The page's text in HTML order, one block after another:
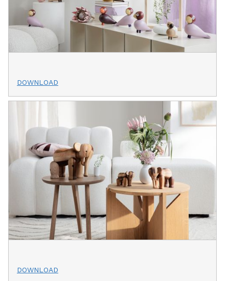
DOWNLOAD
DOWNLOAD